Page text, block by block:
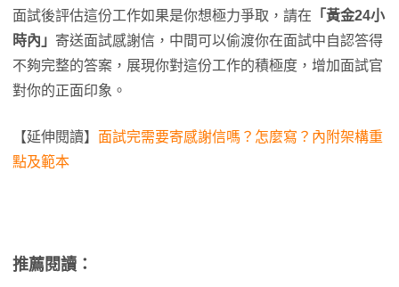
面試後評估這份工作如果是你想極力爭取，請在 「黃金24小
時內」 寄送面試感謝信，中間可以偷渡你在面試中自認答得
不夠完整的答案，展現你對這份工作的積極度，增加面試官
對你的正面印象。
【延伸閱讀】 面試完需要寄感謝信嗎？怎麼寫？內附架構重
點及範本
推薦閱讀：